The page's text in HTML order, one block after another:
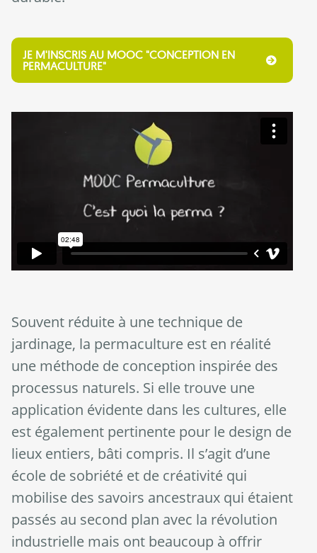
JE M'INSCRIS AU MOOC "CONCEPTION EN
PERMACULTURE"
Souvent réduite à une technique de
jardinage, la permaculture est en réalité
une méthode de conception inspirée des
processus naturels. Si elle trouve une
application évidente dans les cultures, elle
est également pertinente pour le design de
lieux entiers, bâti compris. Il s’agit d’une
école de sobriété et de créativité qui
mobilise des savoirs ancestraux qui étaient
passés au second plan avec la révolution
industrielle mais ont beaucoup à offrir